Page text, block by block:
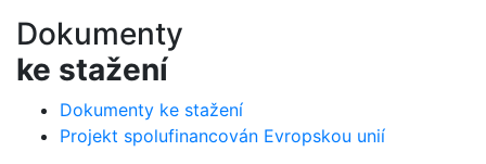
Dokumenty
ke stažení
Dokumenty ke stažení
Projekt spolufinancován Evropskou unií